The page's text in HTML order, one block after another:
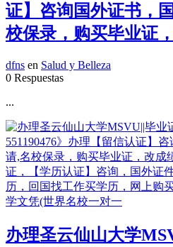
证】咨询国外证书，
校保录，购买毕业证
dfns en Salud y Belleza
0 Respuestas
...
办理圣云仙山大学